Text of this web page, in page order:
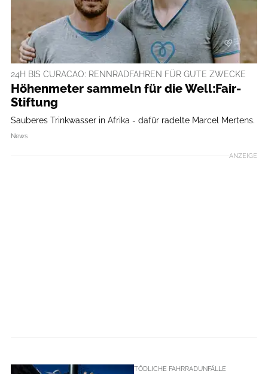
24H BIS CURACAO: RENNRADFAHREN FÜR GUTE ZWECKE
Höhenmeter sammeln für die Well:Fair-
Stiftung
Sauberes Trinkwasser in Afrika - dafür radelte Marcel Mertens.
News
ANZEIGE
TÖDLICHE FAHRRADUNFÄLLE